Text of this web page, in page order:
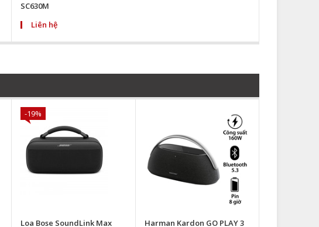
SC630M
Liên hệ
-19%
Loa Bose SoundLink Max
Harman Kardon GO PLAY 3